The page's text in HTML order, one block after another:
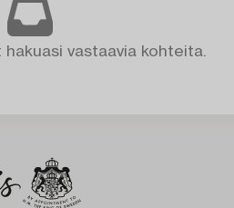
vastaavia kohteita.